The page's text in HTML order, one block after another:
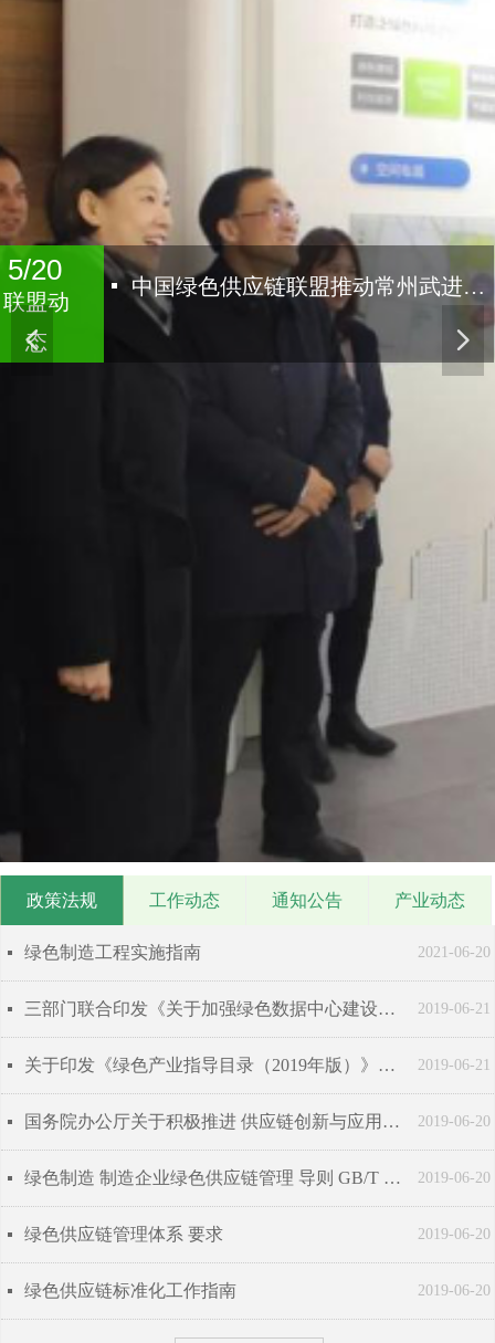
联盟动
态
5/20 넷 中国绿色供应链联盟推动常州武进绿建区绿色创新园建设
联盟动
态
5/20
넳 넲
政策法规 工作动态 通知公告 产业动态
2021-06-20
넷 绿色制造工程实施指南
2019-06-21
넷 三部门联合印发《关于加强绿色数据中心建设的指导意见》
2019-06-21
넷 关于印发《绿色产业指导目录（2019年版）》的通知
2019-06-20
넷 国务院办公厅关于积极推进 供应链创新与应用的指导意见
2019-06-20
넷 绿色制造 制造企业绿色供应链管理 导则 GB/T 33635-2017
2019-06-20
넷 绿色供应链管理体系 要求
2019-06-20
넷 绿色供应链标准化工作指南